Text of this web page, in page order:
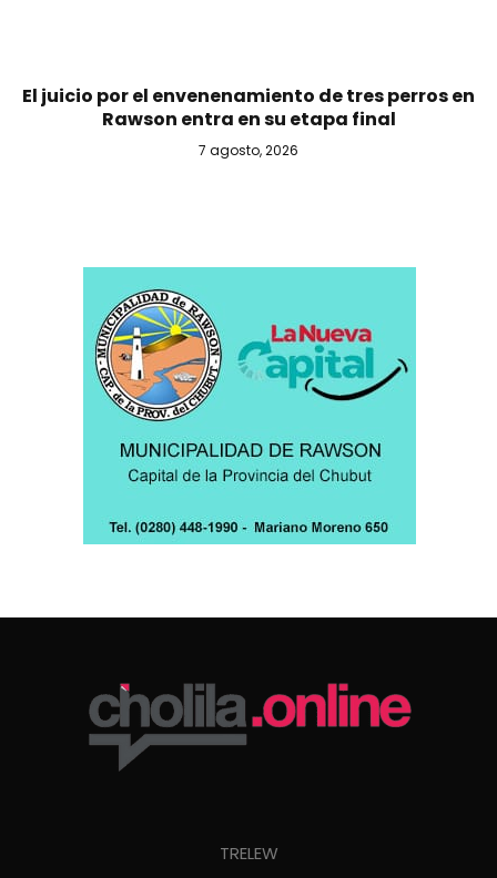
El juicio por el envenenamiento de tres perros en
Rawson entra en su etapa final
7 agosto, 2026
TRELEW